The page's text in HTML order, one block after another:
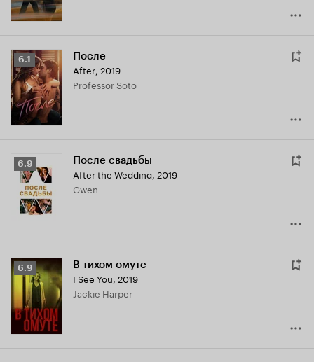
Рейтинг
Кинопоиска
6.1
6.1 После
After, 2019
Professor Soto
Рейтинг
Кинопоиска
6.9
6.9 После свадьбы
After the Wedding, 2019
Gwen
Рейтинг
Кинопоиска
6.9
6.9 В тихом омуте
I See You, 2019
Jackie Harper